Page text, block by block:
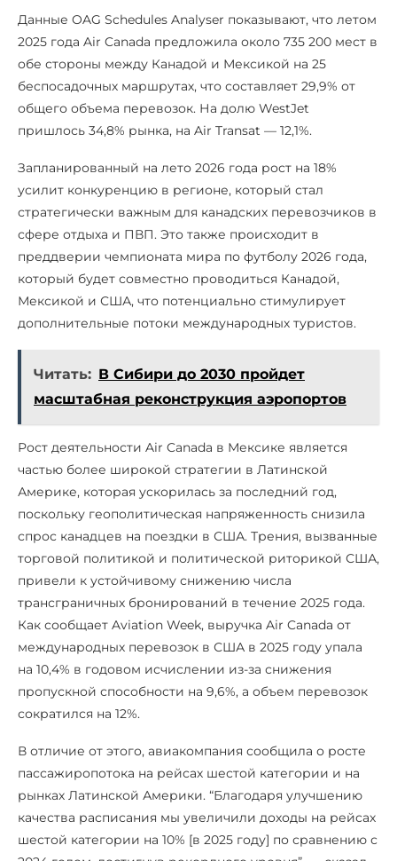
Данные OAG Schedules Analyser показывают, что летом
2025 года Air Canada предложила около 735 200 мест в
обе стороны между Канадой и Мексикой на 25
беспосадочных маршрутах, что составляет 29,9% от
общего объема перевозок. На долю WestJet
пришлось 34,8% рынка, на Air Transat — 12,1%.
Запланированный на лето 2026 года рост на 18%
усилит конкуренцию в регионе, который стал
стратегически важным для канадских перевозчиков в
сфере отдыха и ПВП. Это также происходит в
преддверии чемпионата мира по футболу 2026 года,
который будет совместно проводиться Канадой,
Мексикой и США, что потенциально стимулирует
дополнительные потоки международных туристов.
Читать: В Сибири до 2030 пройдет
масштабная реконструкция аэропортов
Рост деятельности Air Canada в Мексике является
частью более широкой стратегии в Латинской
Америке, которая ускорилась за последний год,
поскольку геополитическая напряженность снизила
спрос канадцев на поездки в США. Трения, вызванные
торговой политикой и политической риторикой США,
привели к устойчивому снижению числа
трансграничных бронирований в течение 2025 года.
Как сообщает Aviation Week, выручка Air Canada от
международных перевозок в США в 2025 году упала
на 10,4% в годовом исчислении из-за снижения
пропускной способности на 9,6%, а объем перевозок
сократился на 12%.
В отличие от этого, авиакомпания сообщила о росте
пассажиропотока на рейсах шестой категории и на
рынках Латинской Америки. “Благодаря улучшению
качества расписания мы увеличили доходы на рейсах
шестой категории на 10% [в 2025 году] по сравнению с